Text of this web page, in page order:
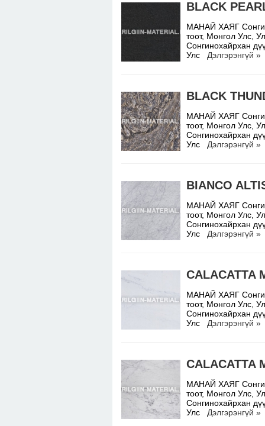
BLACK
МАНАЙ ХАЯГ
тоот, Монгол Улс,
Сонгинохайрхан
Улс Дэлгэрэнгүй »
BLACK
МАНАЙ ХАЯГ
тоот, Монгол Улс,
Сонгинохайрхан
Улс Дэлгэрэнгүй »
BIANCO
МАНАЙ ХАЯГ
тоот, Монгол Улс,
Сонгинохайрхан
Улс Дэлгэрэнгүй »
CALACATTA
МАНАЙ ХАЯГ
тоот, Монгол Улс,
Сонгинохайрхан
Улс Дэлгэрэнгүй »
CALACATTA
МАНАЙ ХАЯГ
тоот, Монгол Улс,
Сонгинохайрхан
Улс Дэлгэрэнгүй »